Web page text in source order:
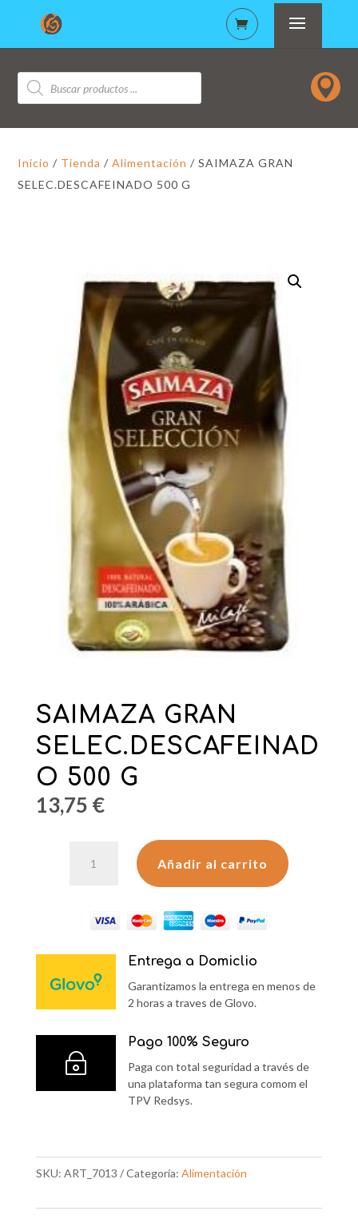
Búsqueda
de
productos

Inicio / Tienda /Alimentación / SAIMAZA GRAN
SELEC.DESCAFEINADO 500 G
SAIMAZA GRAN
SELEC.DESCAFEINAD
O 500 G
13,75 €
Añadir al carrito
Entrega a Domiclio
Garantizamos la entrega en menos de
2 horas a traves de Glovo.
~
Pago 100% Seguro
Paga con total seguridad a través de
una plataforma tan segura comom el
TPV Redsys.
SKU: ART_7013 Categoría: Alimentación